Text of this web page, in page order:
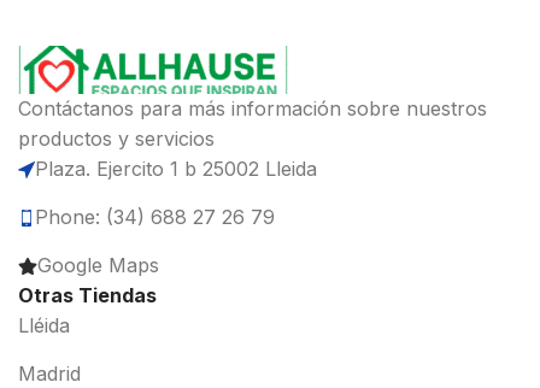
Contáctanos para más información sobre nuestros
productos y servicios
Plaza. Ejercito 1 b 25002 Lleida
Phone: (34) 688 27 26 79
Google Maps
Otras Tiendas
Lléida
Madrid